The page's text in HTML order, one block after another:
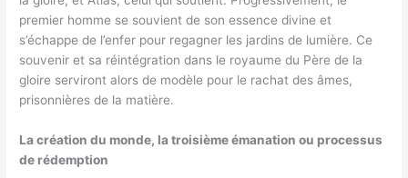
premier homme se souvient de son essence divine et
s’échappe de l’enfer pour regagner les jardins de lumière. Ce
souvenir et sa réintégration dans le royaume du Père de la
gloire serviront alors de modèle pour le rachat des âmes,
prisonnières de la matière.
La création du monde, la troisième émanation ou processus
de rédemption